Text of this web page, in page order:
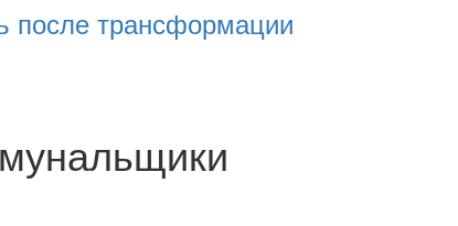
после трансформации